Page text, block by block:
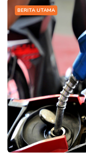
BERITA UTAMA